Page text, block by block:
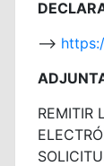
—>
REMITIR